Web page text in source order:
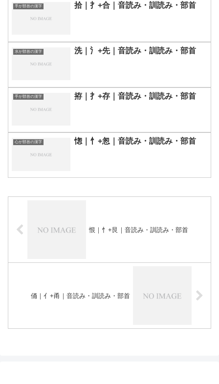
手が部首の漢字 拾｜扌+合｜音読み・訓読み・部首
水が部首の漢字 洗｜氵+先｜音読み・訓読み・部首
手が部首の漢字 拵｜扌+存｜音読み・訓読み・部首
心が部首の漢字 愡｜忄+怱｜音読み・訓読み・部首
恨｜忄+艮｜音読み・訓読み・部首
俑｜亻+甬｜音読み・訓読み・部首